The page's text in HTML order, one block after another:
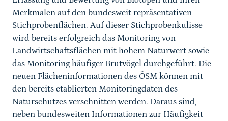
Merkmalen auf den bundesweit repräsentativen
Stichprobenflächen. Auf dieser Stichprobenkulisse
wird bereits erfolgreich das Monitoring von
Landwirtschaftsflächen mit hohem Naturwert sowie
das Monitoring häufiger Brutvögel durchgeführt. Die
neuen Flächeninformationen des ÖSM können mit
den bereits etablierten Monitoringdaten des
Naturschutzes verschnitten werden. Daraus sind,
neben bundesweiten Informationen zur Häufigkeit